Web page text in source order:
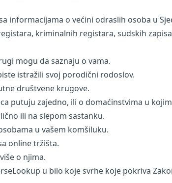
informacijama o većini odraslih osoba u
kriminalnih registara, sudskih
mogu da saznaju o vama.
istražili svoj porodični rodoslov.
društvene krugove.
putuju zajedno, ili o domaćinstvima u
ili na slepom sastanku.
u vašem komšiluku.
online tržišta.
o njima.
u bilo koje svrhe koje pokriva